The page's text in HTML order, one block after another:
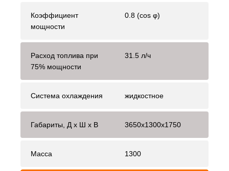
Коэффициент
мощности
0.8 (cos φ)
Расход топлива при
75% мощности
31.5 л/ч
Система охлаждения жидкостное
Габариты, Д x Ш x В 3650x1300x1750
Масса 1300